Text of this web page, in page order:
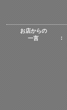
お店からの
一言